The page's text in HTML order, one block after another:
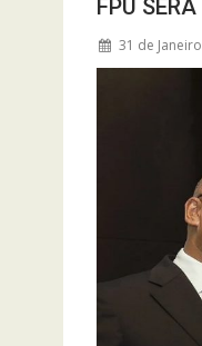
FPU
31 de